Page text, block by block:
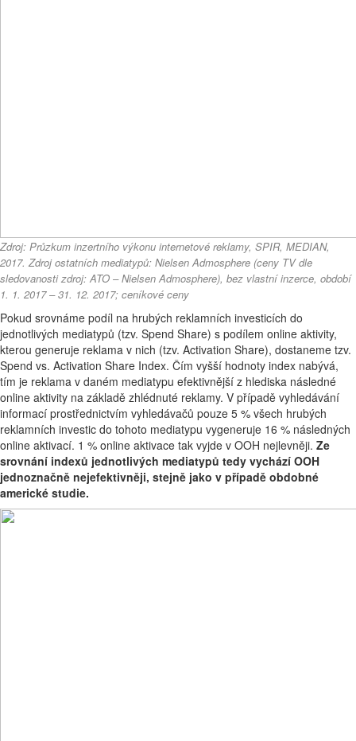
Zdroj: Průzkum inzertního výkonu internetové reklamy, SPIR, MEDIAN,
2017. Zdroj ostatních mediatypů: Nielsen Admosphere (ceny TV dle
sledovanosti zdroj: ATO – Nielsen Admosphere), bez vlastní inzerce, období
1. 1. 2017 – 31. 12. 2017; ceníkové ceny
Pokud srovnáme podíl na hrubých reklamních investicích do
jednotlivých mediatypů (tzv. Spend Share) s podílem online aktivity,
kterou generuje reklama v nich (tzv. Activation Share), dostaneme tzv.
Spend vs. Activation Share Index. Čím vyšší hodnoty index nabývá,
tím je reklama v daném mediatypu efektivnější z hlediska následné
online aktivity na základě zhlédnuté reklamy. V případě vyhledávání
informací prostřednictvím vyhledávačů pouze 5 % všech hrubých
reklamních investic do tohoto mediatypu vygeneruje 16 % následných
online aktivací. 1 % online aktivace tak vyjde v OOH nejlevněji. Ze
srovnání indexů jednotlivých mediatypů tedy vychází OOH
jednoznačně nejefektivněji, stejně jako v případě obdobné
americké studie.